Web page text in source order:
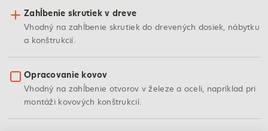
Zahĺbenie skrutiek v dreve
Vhodný na zahĺbenie skrutiek do drevených dosiek, nábytku
a konštrukcií.
Opracovanie kovov
Vhodný na zahĺbenie otvorov v železe a oceli, napríklad pri
montáži kovových konštrukcií.